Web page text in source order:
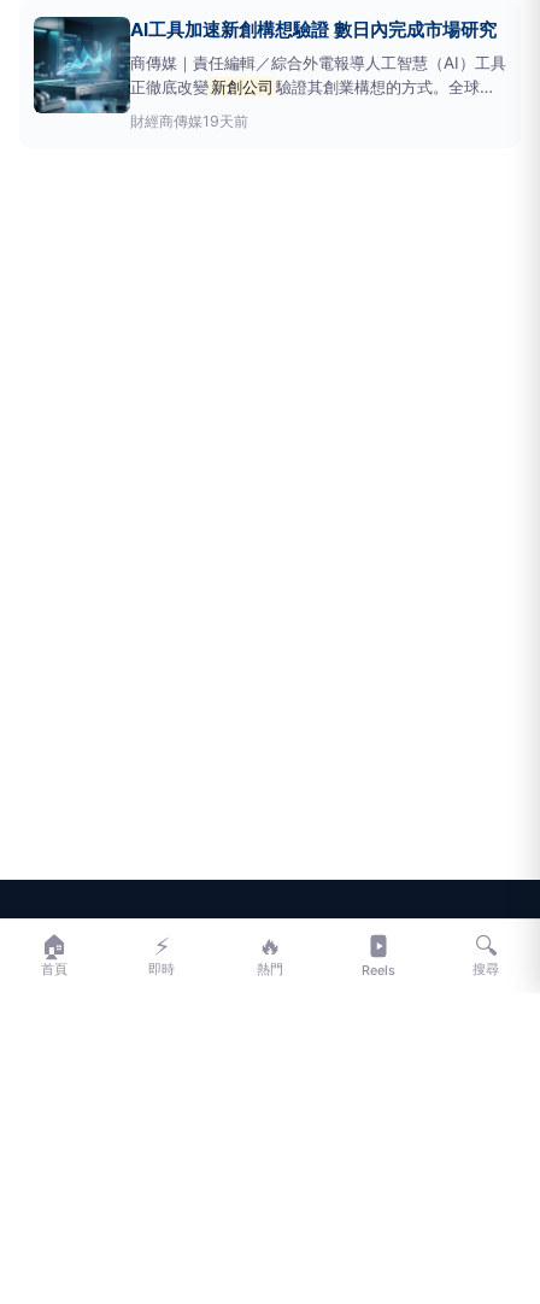
AI工具加速新創構想驗證 數日內完成市場研究
商傳媒｜責任編輯／綜合外電報導人工智慧（AI）工具
正徹底改變新創公司 驗證其創業構想的方式。全球最
大的AI原生公司孵化器FounderInstitute指出，透過
AI提示詞的應用，創業者可在數日內完成過往需耗時數
財經商傳媒19天前
LIFE
LIFE 生活網是台灣領先的生活資訊平台，提供即時新聞、生活、健康、
🏠
首頁
⚡
即時
🔥
熱門 Reels
🔍
搜尋